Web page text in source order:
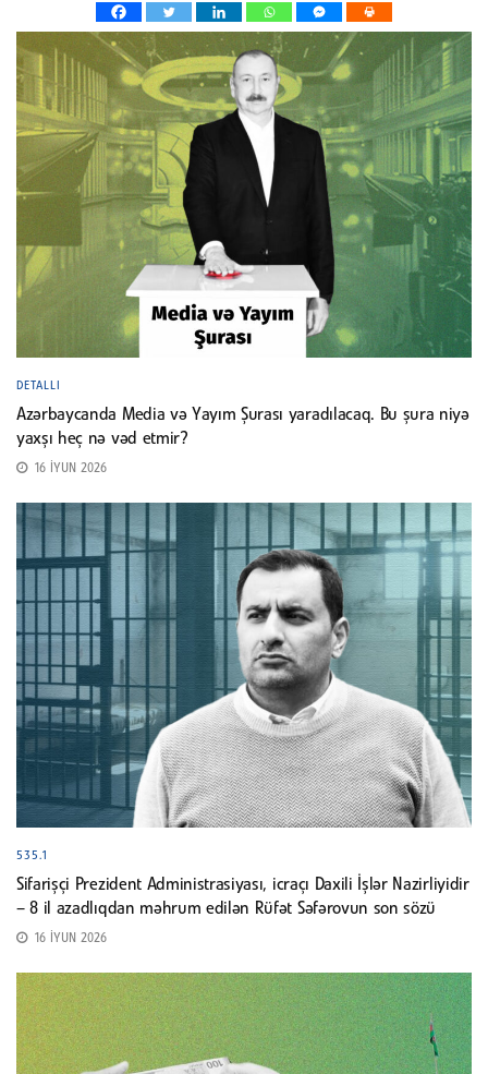
DETALLI
Azərbaycanda Media və Yayım Şurası yaradılacaq. Bu şura niyə
yaxşı heç nə vəd etmir?
16 İYUN 2026
535.1
Sifarişçi Prezident Administrasiyası, icraçı Daxili İşlər Nazirliyidir
– 8 il azadlıqdan məhrum edilən Rüfət Səfərovun son sözü
16 İYUN 2026